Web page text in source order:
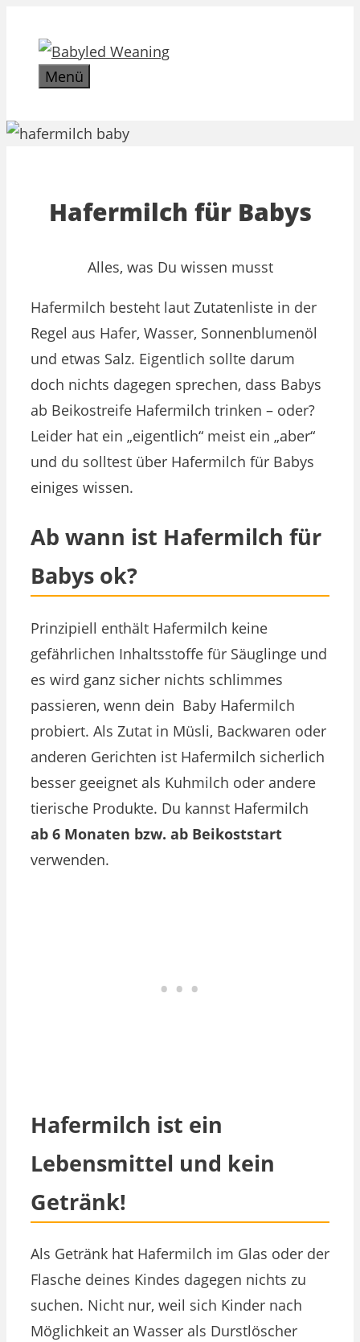
Inhalt
springenMenü
Hafermilch für Babys
Alles, was Du wissen musst
Hafermilch besteht laut Zutatenliste in der
Regel aus Hafer, Wasser, Sonnenblumenöl
und etwas Salz. Eigentlich sollte darum
doch nichts dagegen sprechen, dass Babys
ab Beikostreife Hafermilch trinken – oder?
Leider hat ein „eigentlich“ meist ein „aber“
und du solltest über Hafermilch für Babys
einiges wissen.
Ab wann ist Hafermilch für
Babys ok?
Prinzipiell enthält Hafermilch keine
gefährlichen Inhaltsstoffe für Säuglinge und
es wird ganz sicher nichts schlimmes
passieren, wenn dein Baby Hafermilch
probiert. Als Zutat in Müsli, Backwaren oder
anderen Gerichten ist Hafermilch sicherlich
besser geeignet als Kuhmilch oder andere
tierische Produkte. Du kannst Hafermilch
ab 6 Monaten bzw. ab Beikoststart
verwenden.
Hafermilch ist ein
Lebensmittel und kein
Getränk!
Als Getränk hat Hafermilch im Glas oder der
Flasche deines Kindes dagegen nichts zu
suchen. Nicht nur, weil sich Kinder nach
Möglichkeit an Wasser als Durstlöscher